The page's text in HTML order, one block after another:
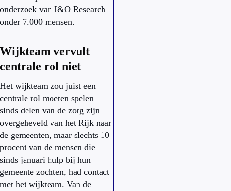
onderzoek van I&O Research
onder 7.000 mensen.
Wijkteam vervult
centrale rol niet
Het wijkteam zou juist een
centrale rol moeten spelen
sinds delen van de zorg zijn
overgeheveld van het Rijk naar
de gemeenten, maar slechts 10
procent van de mensen die
sinds januari hulp bij hun
gemeente zochten, had contact
met het wijkteam. Van de